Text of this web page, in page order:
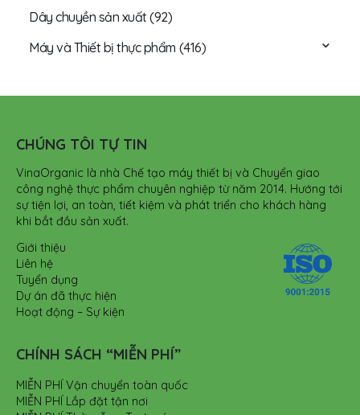
Dây chuyền sản xuất(92)
Máy và Thiết bị thực phẩm (416)
CHÚNG TÔI TỰ TIN
VinaOrganic là nhà Chế tạo máy thiết bị và Chuyển giao
công nghệ thực phẩm chuyên nghiệp từ năm 2014. Hướng tới
sự tiện lợi, an toàn, tiết kiệm và phát triển cho khách hàng
khi bắt đầu sản xuất.
Giới thiệu
Liên hệ
Tuyển dụng
Dự án đã thực hiện
Hoạt động – Sự kiện
CHÍNH SÁCH “MIỄN PHÍ”
MIỄN PHÍ Vận chuyển toàn quốc
MIỄN PHÍ Lắp đặt tận nơi